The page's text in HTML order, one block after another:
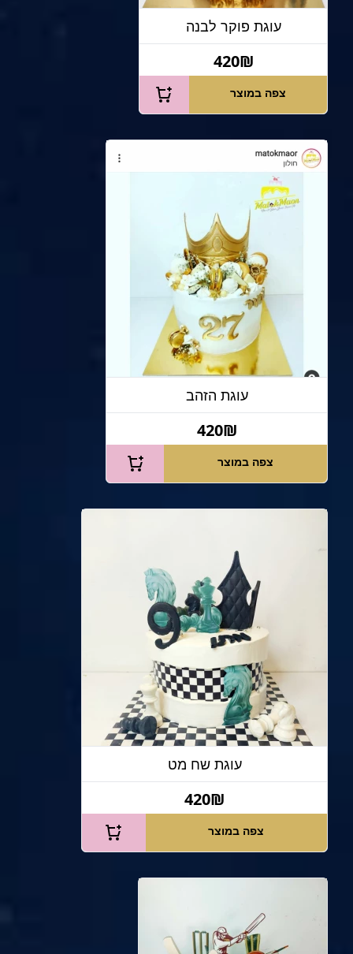
עוגת פוקר לבנה
420₪
צפה במוצר
עוגת הזהב
420₪
צפה במוצר
עוגת שח מט
420₪
צפה במוצר